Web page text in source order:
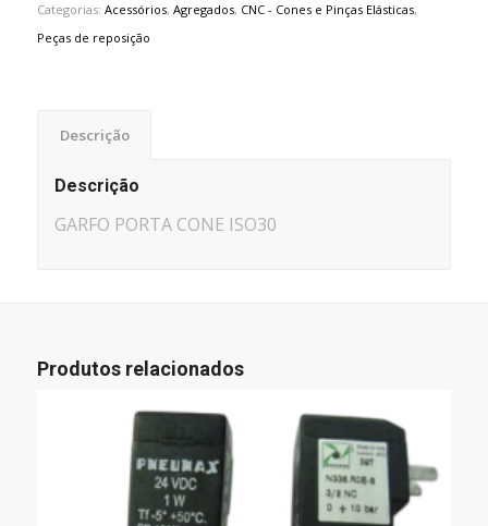
Categorias: Acessórios, Agregados, CNC - Cones e Pinças Elásticas,
Peças de reposição
Descrição
Descrição
GARFO PORTA CONE ISO30
Produtos relacionados